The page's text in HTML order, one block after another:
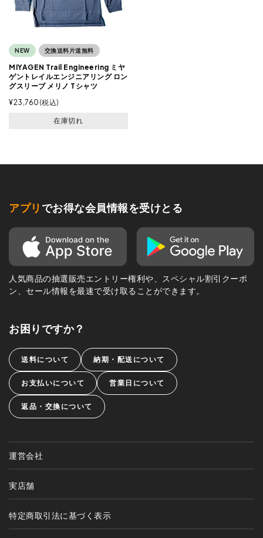
NEW 交換送料片道無料
MIYAGEN Trail Engineering ミヤ
ゲントレイルエンジニアリング ロン
グスリーブ メリノ Tシャツ
¥23,760 税込
在庫切れ
アプリ でお得な会員情報を受けとる
人気商品の抽選販売エントリー権利や、スペシャル割引クーポ
ン、セール情報を最速で受け取ることができます。
お困りですか？
送料について 納期・配送について
お支払いについて 営業日について
返品・交換について
運営会社
実店舗
特定商取引法に基づく表示